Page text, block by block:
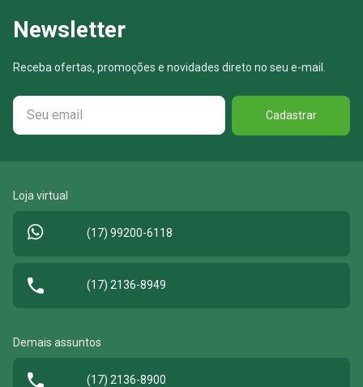
Newsletter
Receba ofertas, promoções e novidades direto no seu e-mail.
Cadastrar
Loja virtual
(17) 99200-6118
(17) 2136-8949
Demais assuntos
(17) 2136-8900